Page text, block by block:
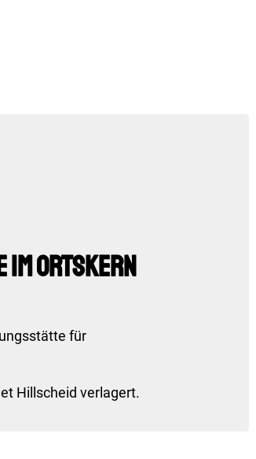
Ortskern
für
Hillscheid verlagert.